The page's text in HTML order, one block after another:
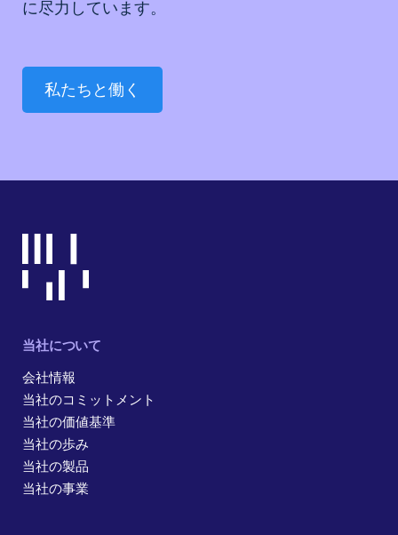
に尽力しています。
私たちと働く
当社について
会社情報
当社のコミットメント
当社の価値基準
当社の歩み
当社の製品
当社の事業